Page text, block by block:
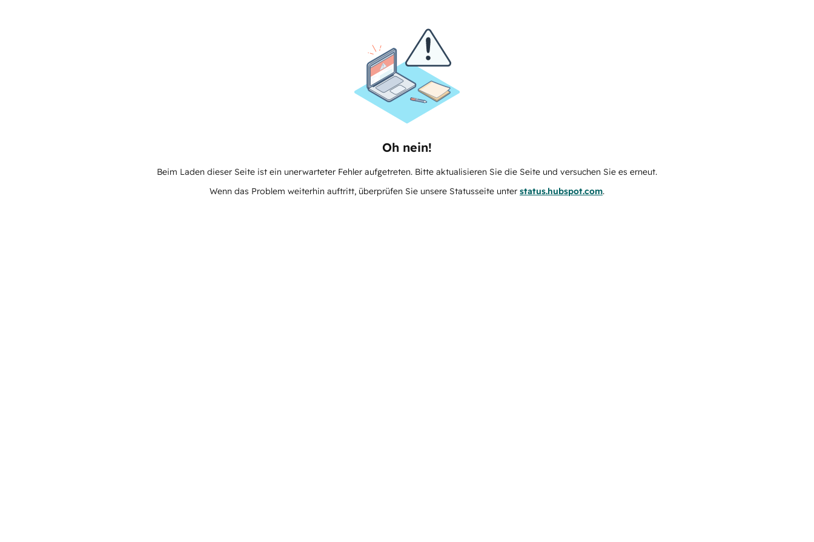
Oh nein!
Beim Laden dieser Seite ist ein unerwarteter Fehler aufgetreten. Bitte aktualisieren Sie die Seite und versuchen Sie es erneut.
Wenn das Problem weiterhin auftritt, überprüfen Sie unsere Statusseite unter status.hubspot.com.